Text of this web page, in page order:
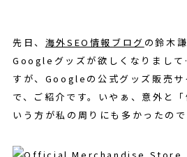
先日、 海外SEO情報ブログ の鈴木
Googleグッズが欲しくなりまし
すが、Googleの公式グッズ販売サ
で、ご紹介です。いやぁ、意外と
いう方が私の周りにも多かったの